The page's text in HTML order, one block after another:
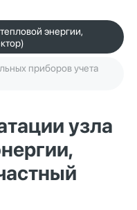
энергии,
приборов учета
узла